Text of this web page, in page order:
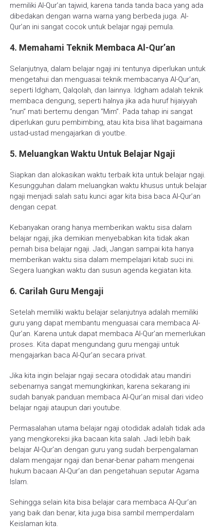
memiliki Al-Qur’an tajwid, karena tanda tanda baca yang ada
dibedakan dengan warna warna yang berbeda juga. Al-
Qur’an ini sangat cocok untuk belajar ngaji pemula.
4. Memahami Teknik Membaca Al-Qur’an
Selanjutnya, dalam belajar ngaji ini tentunya diperlukan untuk
mengetahui dan menguasai teknik membacanya Al-Qur’an,
seperti Idgham, Qalqolah, dan lainnya. Idgham adalah teknik
membaca dengung, seperti halnya jika ada huruf hijaiyyah
“nun” mati bertemu dengan “Mim”. Pada tahap ini sangat
diperlukan guru pembimbing, atau kita bisa lihat bagaimana
ustad-ustad mengajarkan di youtbe.
5. Meluangkan Waktu Untuk Belajar Ngaji
Siapkan dan alokasikan waktu terbaik kita untuk belajar ngaji.
Kesungguhan dalam meluangkan waktu khusus untuk belajar
ngaji menjadi salah satu kunci agar kita bisa baca Al-Qur’an
dengan cepat.
Kebanyakan orang hanya memberikan waktu sisa dalam
belajar ngaji, jika demikian menyebabkan kita tidak akan
pernah bisa belajar ngaji. Jadi, Jangan sampai kita hanya
memberikan waktu sisa dalam mempelajari kitab suci ini.
Segera luangkan waktu dan susun agenda kegiatan kita.
6. Carilah Guru Mengaji
Setelah memiliki waktu belajar selanjutnya adalah memiliki
guru yang dapat membantu menguasai cara membaca Al-
Qur’an. Karena untuk dapat membaca Al-Qur’an memerlukan
proses. Kita dapat mengundang guru mengaji untuk
mengajarkan baca Al-Qur’an secara privat.
Jika kita ingin belajar ngaji secara otodidak atau mandiri
sebenarnya sangat memungkinkan, karena sekarang ini
sudah banyak panduan membaca Al-Qur’an misal dari video
belajar ngaji ataupun dari youtube.
Permasalahan utama belajar ngaji otodidak adalah tidak ada
yang mengkoreksi jika bacaan kita salah. Jadi lebih baik
belajar Al-Qur’an dengan guru yang sudah berpengalaman
dalam mengajar ngaji dan benar-benar paham mengenai
hukum bacaan Al-Qur’an dan pengetahuan seputar Agama
Islam.
Sehingga selain kita bisa belajar cara membaca Al-Qur’an
yang baik dan benar, kita juga bisa sambil memperdalam
Keislaman kita.